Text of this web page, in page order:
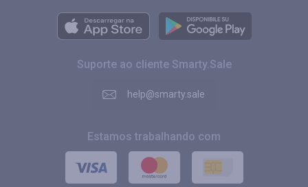
Suporte ao cliente Smarty.Sale
help@smarty.sale
Estamos trabalhando com